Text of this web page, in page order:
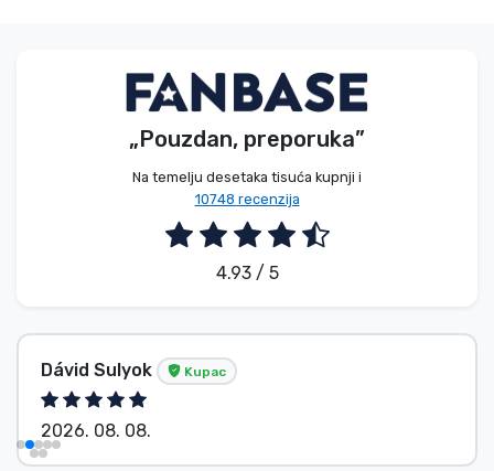
„Pouzdan, preporuka”
Na temelju desetaka tisuća kupnji i
10748 recenzija
4.93 / 5
Dávid Sulyok Kupac
2026. 08. 08.